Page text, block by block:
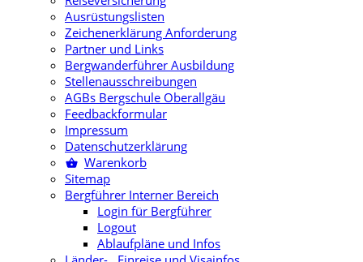
Ausrüstungslisten
Zeichenerklärung Anforderung
Partner und Links
Bergwanderführer Ausbildung
Stellenausschreibungen
AGBs Bergschule Oberallgäu
Feedbackformular
Impressum
Datenschutzerklärung
Warenkorb
Sitemap
Bergführer Interner Bereich
Login für Bergführer
Logout
Ablaufpläne und Infos